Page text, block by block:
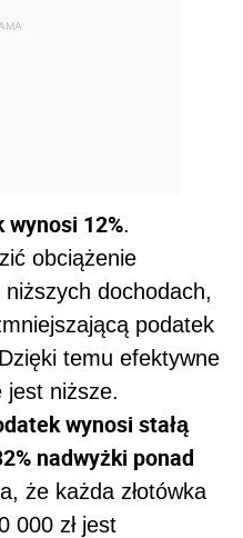
wynosi 12%.
obciążenie
dochodach,
podatek
temu efektywne
jest niższe.
wynosi stałą
nadwyżki ponad
że każda złotówka
000 zł jest